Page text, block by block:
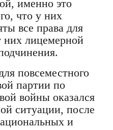
именно это
что у них
все права для
них лицемерной
повсеместного
партии по
войны оказался
ситуации, после
и